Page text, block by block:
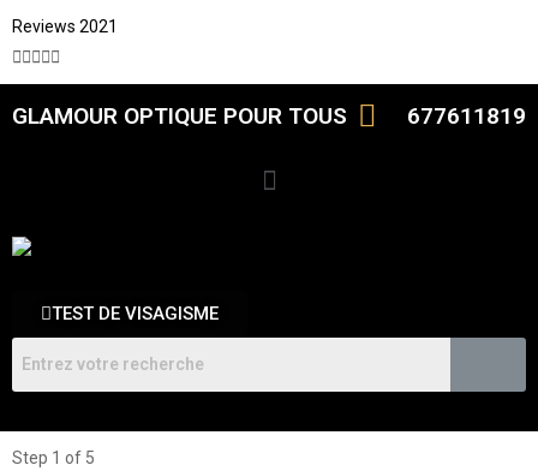
Reviews 2021

GLAMOUR OPTIQUE POUR TOUS 677611819
TEST DE VISAGISME
Step 1 of 5